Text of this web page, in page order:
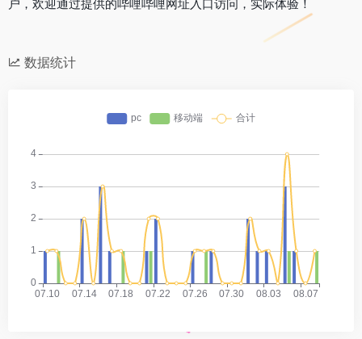
户，欢迎通过提供的哔哩哔哩网址入口访问，实际体验！
数据统计